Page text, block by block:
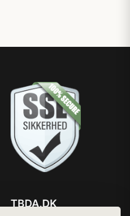
TBDA.DK